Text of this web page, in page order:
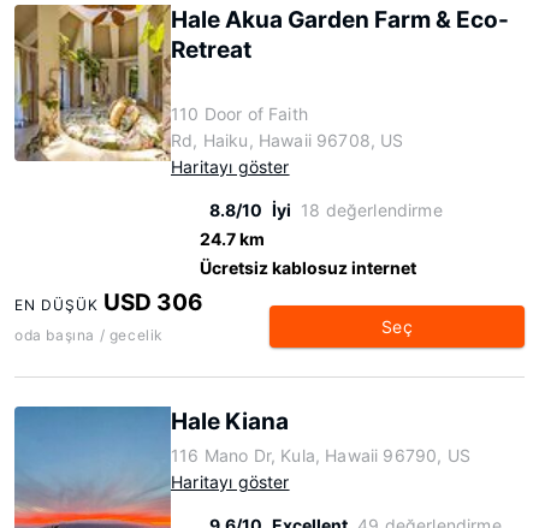
Hale Akua Garden Farm & Eco-
Retreat
110 Door of Faith
Rd, Haiku, Hawaii 96708, US
Haritayı göster
8.8/10 İyi 18 değerlendirme
24.7 km
Ücretsiz kablosuz internet
EN DÜŞÜK USD 306
oda başına / gecelik Seç
Hale Kiana
116 Mano Dr, Kula, Hawaii 96790, US
Haritayı göster